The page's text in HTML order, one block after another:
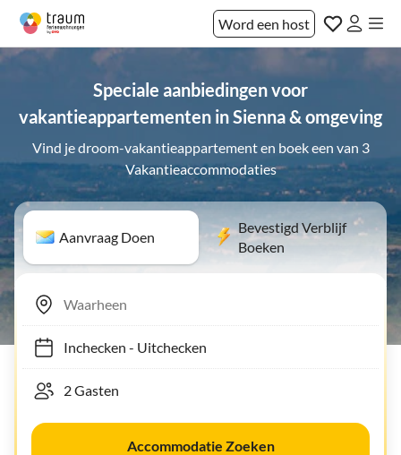
Word een host
Speciale aanbiedingen voor
vakantieappartementen in Sienna & omgeving
Vind je droom-vakantieappartement en boek een van 3
Vakantieaccommodaties
Aanvraag Doen
Bevestigd Verblijf
Boeken
Inchecken- Uitchecken
Accommodatie Zoeken